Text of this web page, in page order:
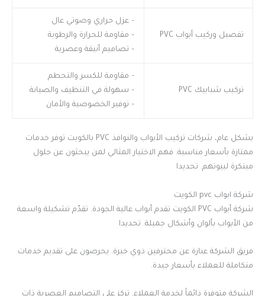
تفصيل وركيب أبواب PVC
– عزل حراري وصوتي عال
– مقاومة للحرارة والرطوبة
– تصاميم أنيقة وعصرية
تركيب شبابيك PVC
– مقاومة للكسر والتحطم
– سهولة في التنظيف والصيانة
– توفير الخصوصية والأمان
بشكل عام، شركات تركيب الأبواب والنوافذ PVC بالكويت توفر خدمات
ممتازة بأسعار مناسبة. فهم الاختيار المثالي لمن يبحثون عن حلول
مبتكرة لبيوتهم. تحديدا
شركة ابواب pvc الكويت
شركة أبواب PVC الكويت تقدم أبواب عالية الجودة. تقدّم تشكيلة واسعة
من الأبواب بألوان وأشكال جميلة. تحديدا
فريق الشركة عبارة عن محترفين ذوي خبرة. يحرصون على تقديم خدمات
متكاملة للعملاء بأسعار جيدة.